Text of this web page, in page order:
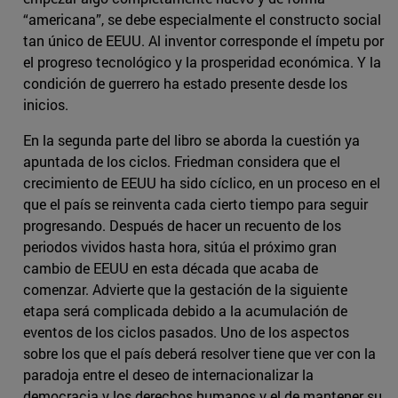
“americana”, se debe especialmente el constructo social
tan único de EEUU. Al inventor corresponde el ímpetu por
el progreso tecnológico y la prosperidad económica. Y la
condición de guerrero ha estado presente desde los
inicios.
En la segunda parte del libro se aborda la cuestión ya
apuntada de los ciclos. Friedman considera que el
crecimiento de EEUU ha sido cíclico, en un proceso en el
que el país se reinventa cada cierto tiempo para seguir
progresando. Después de hacer un recuento de los
periodos vividos hasta hora, sitúa el próximo gran
cambio de EEUU en esta década que acaba de
comenzar. Advierte que la gestación de la siguiente
etapa será complicada debido a la acumulación de
eventos de los ciclos pasados. Uno de los aspectos
sobre los que el país deberá resolver tiene que ver con la
paradoja entre el deseo de internacionalizar la